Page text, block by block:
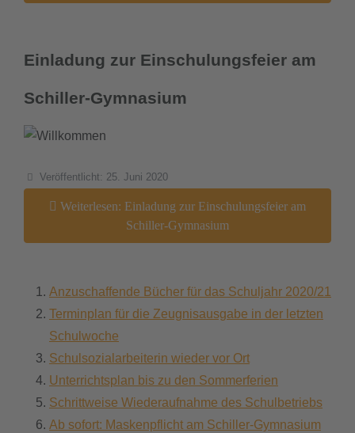
Einladung zur Einschulungsfeier am
Schiller-Gymnasium
Details
Veröffentlicht: 25. Juni 2020
Weiterlesen: Einladung zur Einschulungsfeier am
Schiller-Gymnasium
Anzuschaffende Bücher für das Schuljahr 2020/21
Terminplan für die Zeugnisausgabe in der letzten
Schulwoche
Schulsozialarbeiterin wieder vor Ort
Unterrichtsplan bis zu den Sommerferien
Schrittweise Wiederaufnahme des Schulbetriebs
Ab sofort: Maskenpflicht am Schiller-Gymnasium